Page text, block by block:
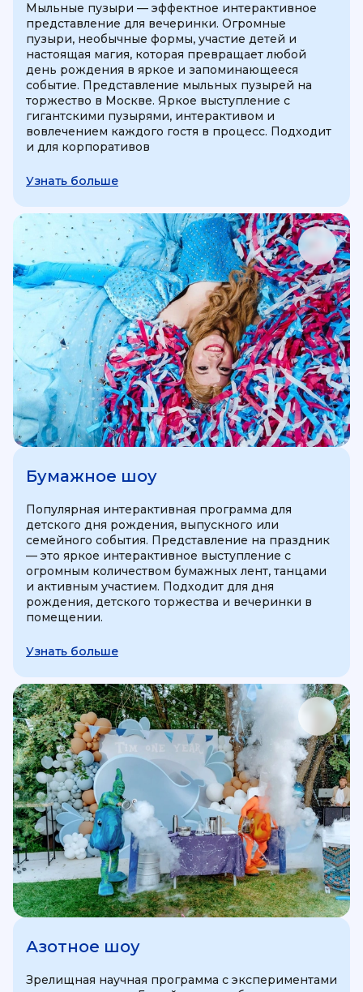
Мыльные пузыри — эффектное интерактивное
представление для вечеринки. Огромные
пузыри, необычные формы, участие детей и
настоящая магия, которая превращает любой
день рождения в яркое и запоминающееся
событие. Представление мыльных пузырей на
торжество в Москве. Яркое выступление с
гигантскими пузырями, интерактивом и
вовлечением каждого гостя в процесс. Подходит
и для корпоративов
Узнать больше
Бумажное шоу
Популярная интерактивная программа для
детского дня рождения, выпускного или
семейного события. Представление на праздник
— это яркое интерактивное выступление с
огромным количеством бумажных лент, танцами
и активным участием. Подходит для дня
рождения, детского торжества и вечеринки в
помещении.
Узнать больше
Азотное шоу
Зрелищная научная программа с экспериментами